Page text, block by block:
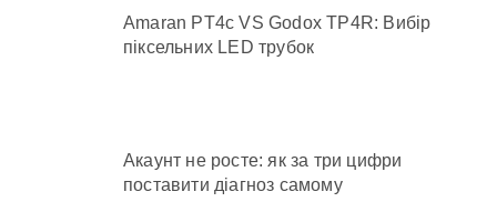
Amaran PT4c VS Godox TP4R: Вибір
піксельних LED трубок
Акаунт не росте: як за три цифри
поставити діагноз самому